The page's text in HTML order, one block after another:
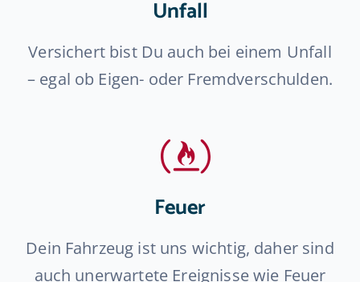
Unfall
Versichert bist Du auch bei einem Unfall
– egal ob Eigen- oder Fremdverschulden.
Feuer
Dein Fahrzeug ist uns wichtig, daher sind
auch unerwartete Ereignisse wie Feuer